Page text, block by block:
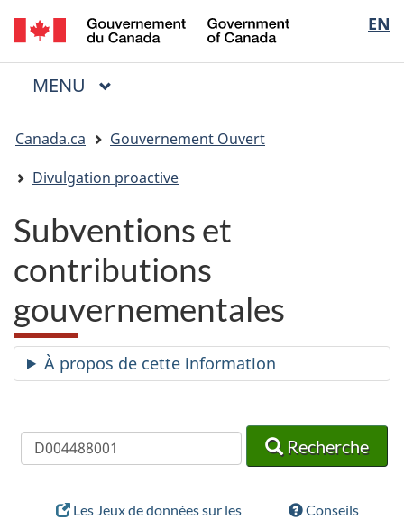
Passer
au
contenu
Passer
à
« Au
Passer
à
la
EN
of
Menu
MENU PRINCIPAL
êtes
ici
Canada.ca
Gouvernement Ouvert
Divulgation proactive
Subventions et
contributions
gouvernementales
À propos de cette information
Recherche
Recherche
Recherche
Les Jeux de données sur les
Conseils